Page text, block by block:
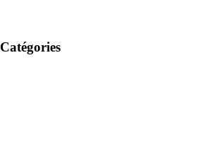
Catégories